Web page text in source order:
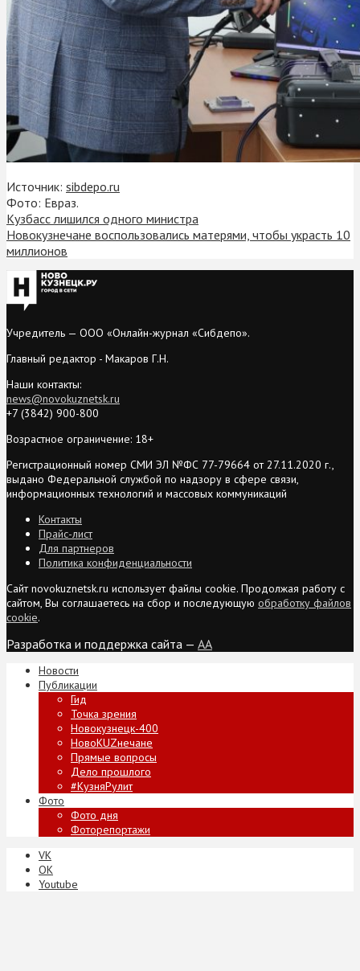
Источник: sibdepo.ru
Фото: Евраз.
Кузбасс лишился одного министра
Новокузнечане воспользовались матерями, чтобы украсть 10
миллионов
Учредитель — ООО «Онлайн-журнал «Сибдепо».
Главный редактор - Макаров Г.Н.
Наши контакты:
news@novokuznetsk.ru
+7 (3842) 900-800
Возрастное ограничение: 18+
Регистрационный номер СМИ ЭЛ №ФС 77-79664 от 27.11.2020 г.,
выдано Федеральной службой по надзору в сфере связи,
информационных технологий и массовых коммуникаций
Контакты
Прайс-лист
Для партнеров
Политика конфиденциальности
Сайт novokuznetsk.ru использует файлы cookie. Продолжая работу с
сайтом, Вы соглашаетесь на сбор и последующую обработку файлов
cookie.
Разработка и поддержка сайта — AA
Новости
Публикации
Гид
Точка зрения
Новокузнецк-400
НовоKUZнечане
Прямые вопросы
Дело прошлого
#КузняРулит
Фото
Фото дня
Фоторепортажи
VK
ОК
Youtube